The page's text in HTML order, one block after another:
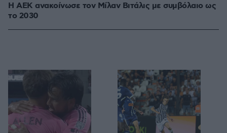
H ΑΕΚ ανακοίνωσε τον Μίλαν Βιτάλις με συμβόλαιο ως
το 2030